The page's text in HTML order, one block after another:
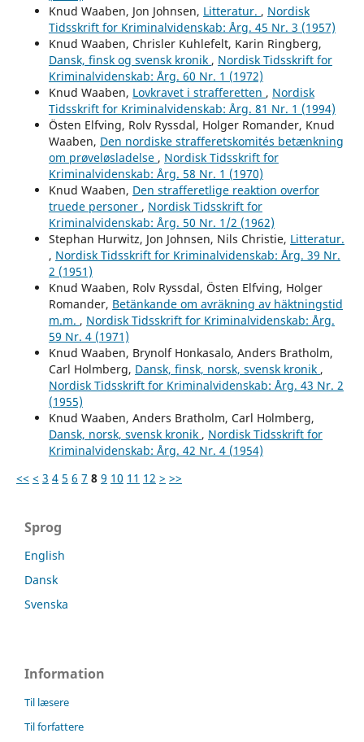
Knud Waaben, Jon Johnsen, Litteratur. , Nordisk
Tidsskrift for Kriminalvidenskab: Årg. 45 Nr. 3 (1957)
Knud Waaben, Chrisler Kuhlefelt, Karin Ringberg,
Dansk, finsk og svensk kronik , Nordisk Tidsskrift for
Kriminalvidenskab: Årg. 60 Nr. 1 (1972)
Knud Waaben, Lovkravet i strafferetten , Nordisk
Tidsskrift for Kriminalvidenskab: Årg. 81 Nr. 1 (1994)
Östen Elfving, Rolv Ryssdal, Holger Romander, Knud
Waaben, Den nordiske strafferetskomités betænkning
om prøveløsladelse , Nordisk Tidsskrift for
Kriminalvidenskab: Årg. 58 Nr. 1 (1970)
Knud Waaben, Den strafferetlige reaktion overfor
truede personer , Nordisk Tidsskrift for
Kriminalvidenskab: Årg. 50 Nr. 1/2 (1962)
Stephan Hurwitz, Jon Johnsen, Nils Christie, Litteratur.
, Nordisk Tidsskrift for Kriminalvidenskab: Årg. 39 Nr.
2 (1951)
Knud Waaben, Rolv Ryssdal, Östen Elfving, Holger
Romander, Betänkande om avräkning av häktningstid
m.m. , Nordisk Tidsskrift for Kriminalvidenskab: Årg.
59 Nr. 4 (1971)
Knud Waaben, Brynolf Honkasalo, Anders Bratholm,
Carl Holmberg, Dansk, finsk, norsk, svensk kronik ,
Nordisk Tidsskrift for Kriminalvidenskab: Årg. 43 Nr. 2
(1955)
Knud Waaben, Anders Bratholm, Carl Holmberg,
Dansk, norsk, svensk kronik , Nordisk Tidsskrift for
Kriminalvidenskab: Årg. 42 Nr. 4 (1954)
<< < 3 4 5 6 7 8 9 10 11 12 > >>
Sprog
English
Dansk
Svenska
Information
Til læsere
Til forfattere